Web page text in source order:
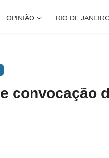
OPINIÃO RIO DE
convocação